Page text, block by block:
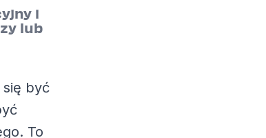
i
lub
się być
To